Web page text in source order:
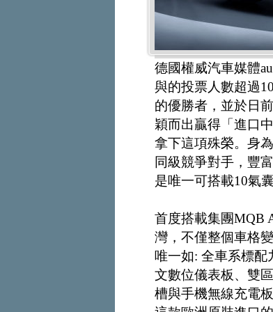
德國權威汽車媒體
與的投票人數超過
的優勝者，並於日
穎而出贏得「進口
拿下這項殊榮。身
同級競爭對手，豐
是唯一可搭載10氣
首度搭載集團MQB
灣，不僅整個車格
唯一如: 全車系標配
文數位儀表板、雙
槽與手機無線充電